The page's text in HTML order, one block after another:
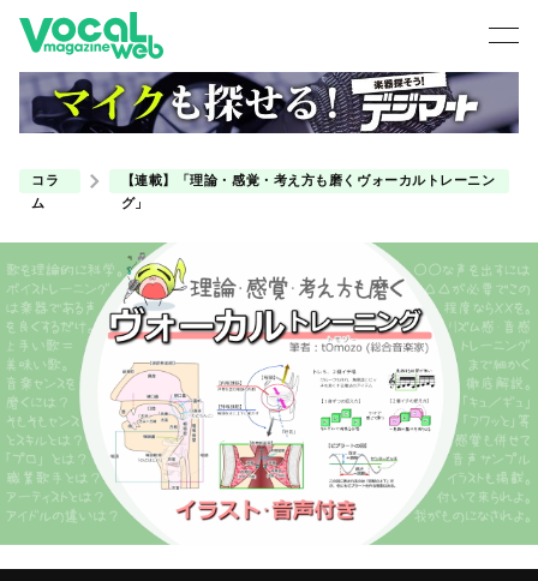
コラ
ム
【連載】「理論・感覚・考え方も磨くヴォーカルトレーニン
グ」